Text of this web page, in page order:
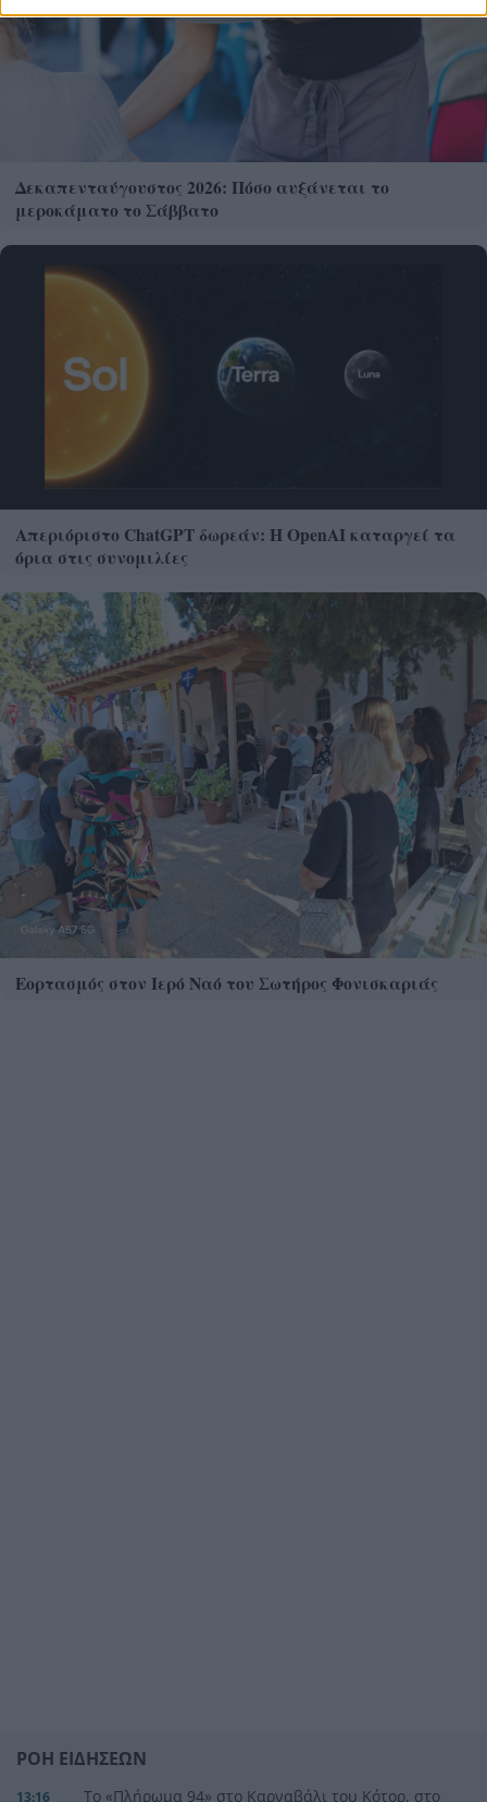
Δεκαπενταύγουστος 2026: Πόσο αυξάνεται το
μεροκάματο το Σάββατο
Απεριόριστο ChatGPT δωρεάν: Η OpenAI καταργεί τα
όρια στις συνομιλίες
Εορτασμός στον Ιερό Ναό του Σωτήρος Φονισκαριάς
ΡΟΗ ΕΙΔΗΣΕΩΝ
13:16 Το «Πλήρωμα 94» στο Καρναβάλι του Κότορ, στο